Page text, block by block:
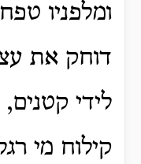
ומלפניו
דוחק את
לידי
קילוח מי